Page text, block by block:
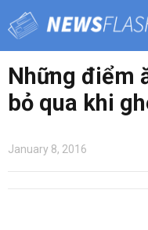
Những điểm
bỏ qua khi
January 8, 2016